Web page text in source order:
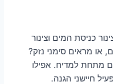
כניסת המים וצינור
או מראים סימני נזק?
מתחת למדיח. אפילו
חיישני הגנה.